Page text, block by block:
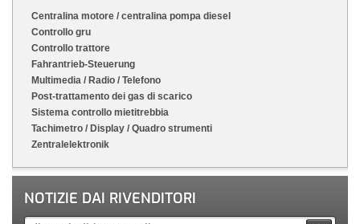
Centralina motore / centralina pompa diesel
Controllo gru
Controllo trattore
Fahrantrieb-Steuerung
Multimedia / Radio / Telefono
Post-trattamento dei gas di scarico
Sistema controllo mietitrebbia
Tachimetro / Display / Quadro strumenti
Zentralelektronik
NOTIZIE DAI RIVENDITORI